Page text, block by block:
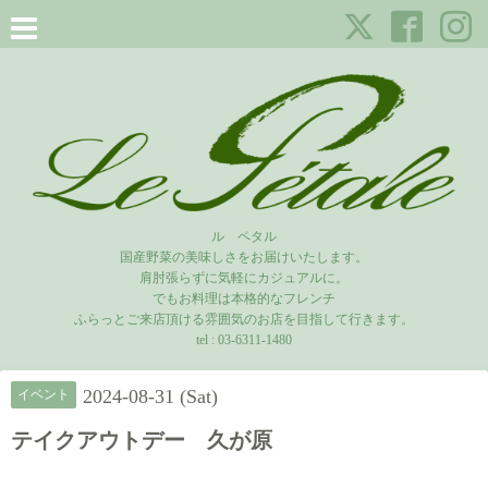
ル ペタル
国産野菜の美味しさをお届けいたします。
肩肘張らずに気軽にカジュアルに。
でもお料理は本格的なフレンチ
ふらっとご来店頂ける雰囲気のお店を目指して行きます。
tel : 03-6311-1480
イベント 2024-08-31 (Sat)
テイクアウトデー 久が原